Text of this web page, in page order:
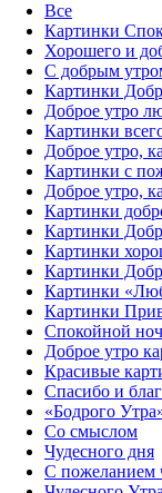
Все
Картинки
Хорошего и
С добрым
Картинки
Доброе утро
Картинки
Доброе утро,
Картинки с
Доброе утро,
Картинки
Картинки
Картинки
Картинки
Картинки
Картинки
Спокойной
Доброе утро
Красивые
Спасибо и
«‎Бодрого
Со смыслом
Чудесного дня
С пожеланием